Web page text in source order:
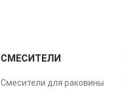
СМЕСИТЕЛИ
Смесители для раковины